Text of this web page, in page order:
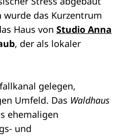
wurde das Kurzentrum
Haus von Studio Anna
, der als lokaler
gelegen,
Umfeld. Das Waldhaus
ehemaligen
und